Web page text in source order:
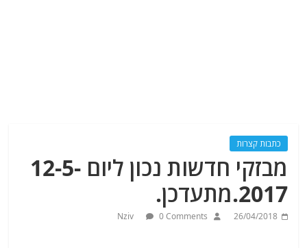
כתבות קצרות
מבזקי חדשות נכון ליום 12-5-
2017.מתעדכן.
26/04/2018
Nziv 0 Comments